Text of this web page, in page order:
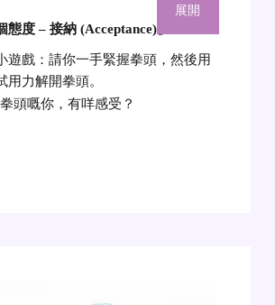
態度 – 接納 (Acceptance)
遊戲：請你一手緊握拳頭，然後用
用力解開拳頭。
頭嘅你，有咩感受？
展開